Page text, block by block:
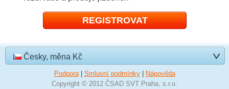
Česky, měna Kč
Podpora| Smluvní podmínky| Nápověda
Copyright © 2012 ČSAD SVT Praha, s.r.o.